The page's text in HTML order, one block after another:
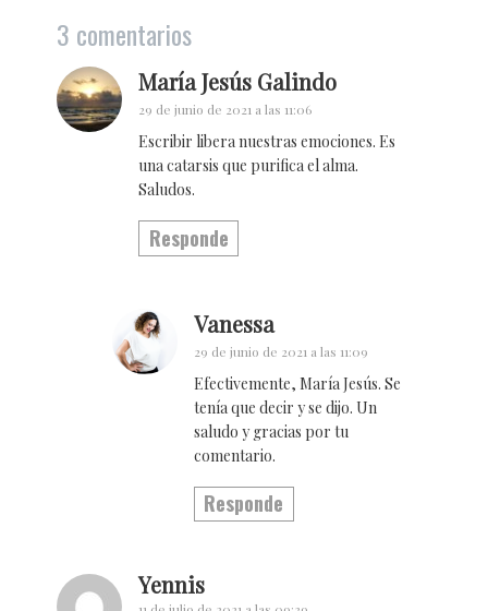
3 comentarios
María Jesús Galindo
29 de junio de 2021 a las 11:06
Escribir libera nuestras emociones. Es
una catarsis que purifica el alma.
Saludos.
Responde
Vanessa
29 de junio de 2021 a las 11:09
Efectivemente, María Jesús. Se
tenía que decir y se dijo. Un
saludo y gracias por tu
comentario.
Responde
Yennis